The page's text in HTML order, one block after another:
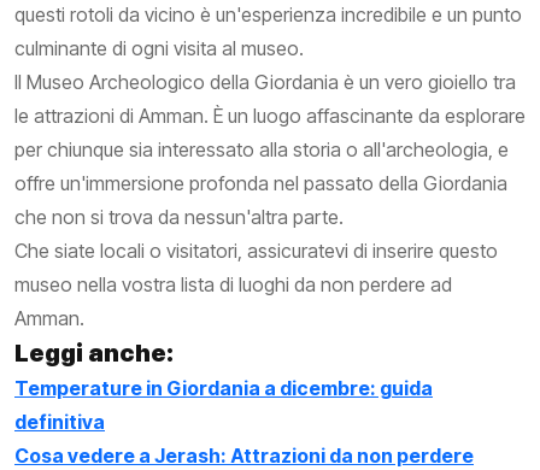
questi rotoli da vicino è un'esperienza incredibile e un punto
culminante di ogni visita al museo.
Il Museo Archeologico della Giordania è un vero gioiello tra
le attrazioni di Amman. È un luogo affascinante da esplorare
per chiunque sia interessato alla storia o all'archeologia, e
offre un'immersione profonda nel passato della Giordania
che non si trova da nessun'altra parte.
Che siate locali o visitatori, assicuratevi di inserire questo
museo nella vostra lista di luoghi da non perdere ad
Amman.
Leggi anche:
Temperature in Giordania a dicembre: guida
definitiva
Cosa vedere a Jerash: Attrazioni da non perdere